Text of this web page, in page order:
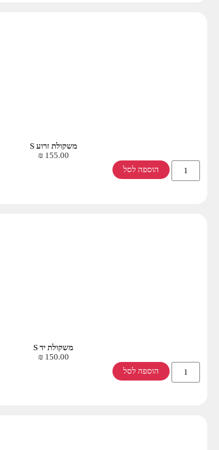
משקולת זרוע S
155.00
₪
הוספה לסל
משקולת יד S
150.00
₪
הוספה לסל